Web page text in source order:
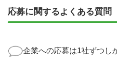
応募に関するよくある質問
企業への応募は1社ずつし